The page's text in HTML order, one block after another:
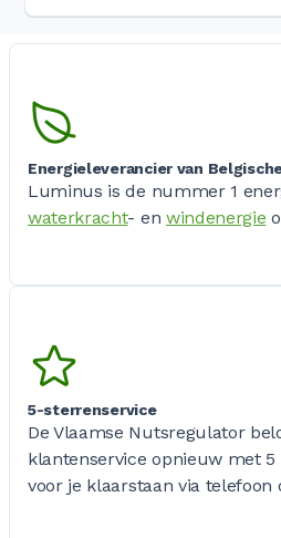
Energieleverancier van
Luminus is de nummer 1
waterkracht- en windenergie
5-sterrenservice
De Vlaamse Nutsregulator
klantenservice opnieuw met
voor je klaarstaan via telefoon